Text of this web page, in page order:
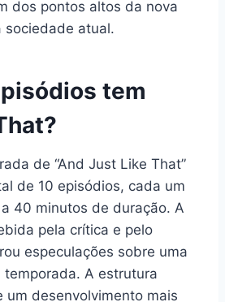
dos pontos altos da nova
sociedade atual.
tem
de “And Just Like That”
de 10 episódios, cada um
40 minutos de duração. A
pela crítica e pelo
especulações sobre uma
temporada. A estrutura
um desenvolvimento mais